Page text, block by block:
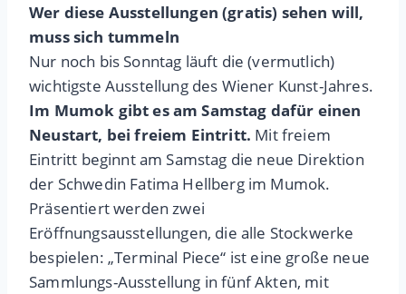
Wer diese Ausstellungen (gratis) sehen will,
muss sich tummeln
Nur noch bis Sonntag läuft die (vermutlich)
wichtigste Ausstellung des Wiener Kunst-Jahres.
Im Mumok gibt es am Samstag dafür einen
Neustart, bei freiem Eintritt. Mit freiem
Eintritt beginnt am Samstag die neue Direktion
der Schwedin Fatima Hellberg im Mumok.
Präsentiert werden zwei
Eröffnungsausstellungen, die alle Stockwerke
bespielen: „Terminal Piece“ ist eine große neue
Sammlungs-Ausstellung in fünf Akten, mit